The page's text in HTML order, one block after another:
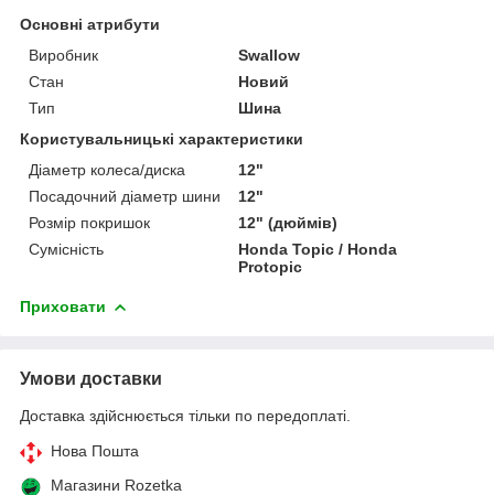
Основні атрибути
Виробник
Swallow
Стан
Новий
Тип
Шина
Користувальницькі характеристики
Діаметр колеса/диска
12"
Посадочний діаметр шини
12"
Розмір покришок
12" (дюймів)
Сумісність
Honda Topic / Honda
Protopic
Приховати
Умови доставки
Доставка здійснюється тільки по передоплаті.
Нова Пошта
Магазини Rozetka